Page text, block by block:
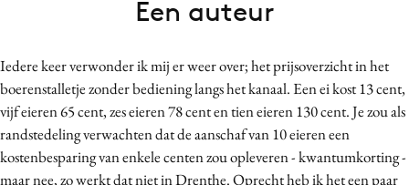
Carriere
Contentmarketing
Craft
Customer Experience
Iedere keer verwonder ik mij er weer over; het prijsoverzicht in het
boerenstalletje zonder bediening langs het kanaal. Een ei kost 13 cent,
vijf eieren 65 cent, zes eieren 78 cent en tien eieren 130 cent. Je zou als
randstedeling verwachten dat de aanschaf van 10 eieren een
kostenbesparing van enkele centen zou opleveren - kwantumkorting -
maar nee, zo werkt dat niet in Drenthe. Oprecht heb ik het een paar
Een auteur